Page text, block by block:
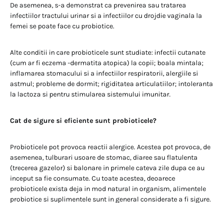
De asemenea, s-a demonstrat ca prevenirea sau tratarea
infectiilor tractului urinar si a infectiilor cu drojdie vaginala la
femei se poate face cu probiotice.
Alte conditii in care probioticele sunt studiate: infectii cutanate
(cum ar fi eczema -dermatita atopica) la copii; boala mintala;
inflamarea stomacului si a infectiilor respiratorii, alergiile si
astmul; probleme de dormit; rigiditatea articulatiilor; intoleranta
la lactoza si pentru stimularea sistemului imunitar.
Cat de sigure si eficiente sunt probioticele?
Probioticele pot provoca reactii alergice. Acestea pot provoca, de
asemenea, tulburari usoare de stomac, diaree sau flatulenta
(trecerea gazelor) si balonare in primele cateva zile dupa ce au
inceput sa fie consumate. Cu toate acestea, deoarece
probioticele exista deja in mod natural in organism, alimentele
probiotice si suplimentele sunt in general considerate a fi sigure.